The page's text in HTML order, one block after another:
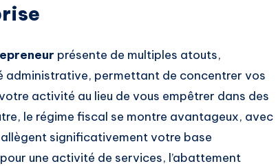
présente de multiples atouts,
administrative, permettant de concentrer vos
activité au lieu de vous empêtrer dans des
le régime fiscal se montre avantageux, avec
significativement votre base
une activité de services, l’abattement